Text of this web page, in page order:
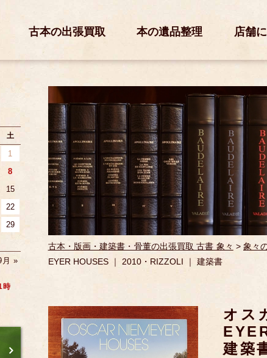
古本の出張買取 本の遺品整理 店舗
古本・版画・建築書・骨董の出張買取 古書 象々 > 象々
EYER HOUSES ｜ 2010・RIZZOLI ｜ 建築書
オス
建築
土
1
8
15
22
29
月 »
時